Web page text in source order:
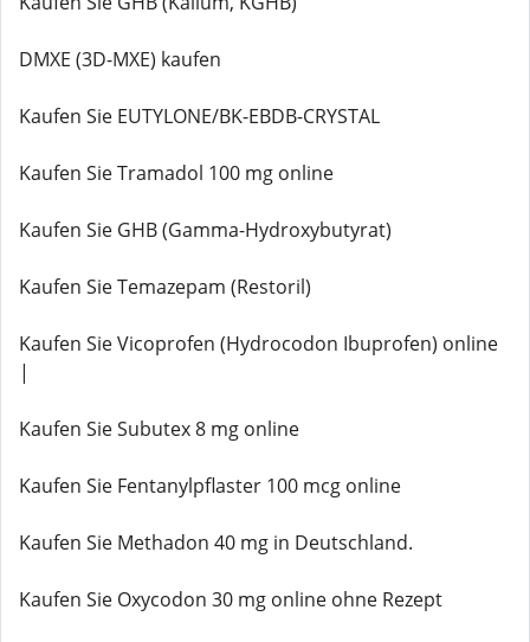
DMXE (3D-MXE) kaufen
Kaufen Sie EUTYLONE/BK-EBDB-CRYSTAL
Kaufen Sie Tramadol 100 mg online
Kaufen Sie GHB (Gamma-Hydroxybutyrat)
Kaufen Sie Temazepam (Restoril)
Kaufen Sie Vicoprofen (Hydrocodon Ibuprofen) online
|
Kaufen Sie Subutex 8 mg online
Kaufen Sie Fentanylpflaster 100 mcg online
Kaufen Sie Methadon 40 mg in Deutschland.
Kaufen Sie Oxycodon 30 mg online ohne Rezept